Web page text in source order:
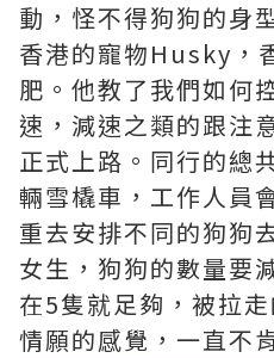
動，怪不得狗狗的身
香港的寵物Husky，
肥。他教了我們如何
速，減速之類的跟注
正式上路。同行的總
輛雪橇車，工作人員
重去安排不同的狗狗
女生，狗狗的數量要
在5隻就足夠，被拉
情願的感覺，一直不